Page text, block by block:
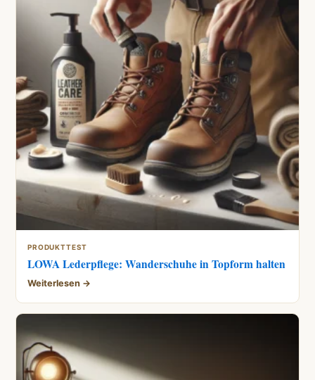
PRODUKTTEST
LOWA Lederpflege: Wanderschuhe in Topform halten
Weiterlesen →